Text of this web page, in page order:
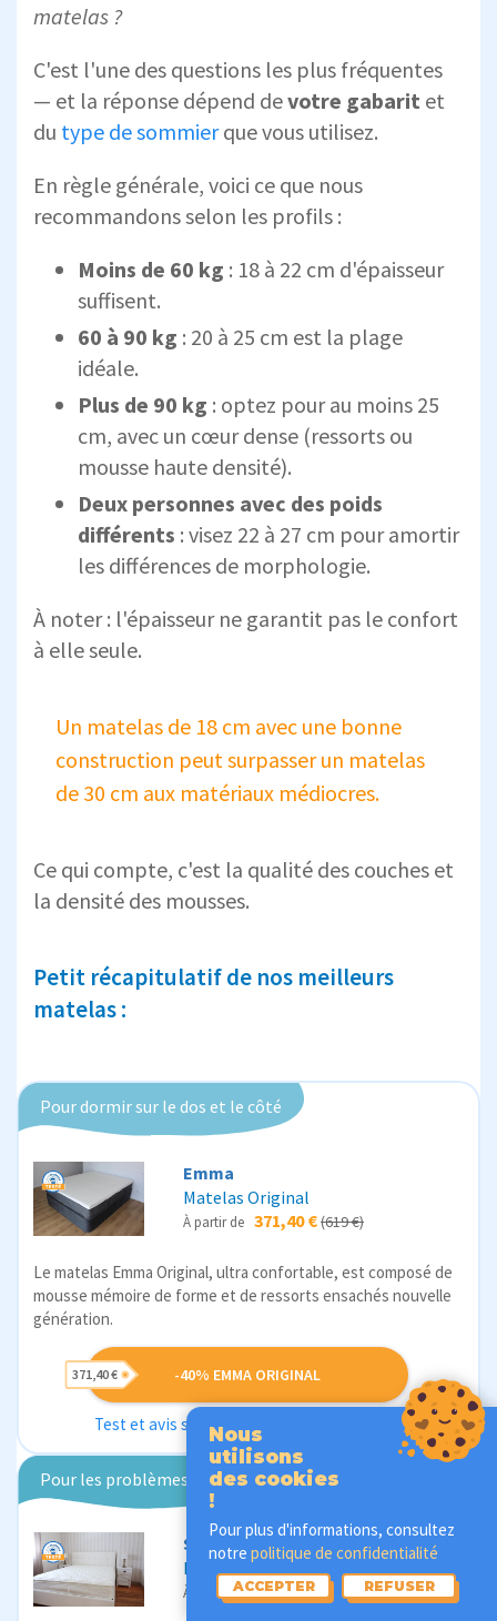
matelas ?
C'est l'une des questions les plus fréquentes
— et la réponse dépend devotre gabarit et
du type de sommier que vous utilisez.
En règle générale, voici ce que nous
recommandons selon les profils :
Moins de 60 kg : 18 à 22 cm d'épaisseur
suffisent.
60 à 90 kg : 20 à 25 cm est la plage
idéale.
Plus de 90 kg : optez pour au moins 25
cm, avec un cœur dense (ressorts ou
mousse haute densité).
Deux personnes avec des poids
différents : visez 22 à 27 cm pour amortir
les différences de morphologie.
À noter : l'épaisseur ne garantit pas le confort
à elle seule.
Un matelas de 18 cm avec une bonne
construction peut surpasser un matelas
de 30 cm aux matériaux médiocres.
Ce qui compte, c'est la qualité des couches et
la densité des mousses.
Petit récapitulatif de nos meilleurs
matelas :
Pour dormir sur le dos et le côté
Emma
Matelas Original
À partir de371,40 €(619 €)
Le matelas Emma Original, ultra confortable, est composé de
mousse mémoire de forme et de ressorts ensachés nouvelle
génération.
-40% EMMA ORIGINAL
371,40 €
Test et avis sur le matelas Emma Original
Pour les problèmes de dos
Slome
Matelas Bien-être Suprême
À partir de429,99 €(479,99 €)
Nous
utilisons
des cookies
!
Pour plus d'informations, consultez
notre politique de confidentialité
ACCEPTER REFUSER